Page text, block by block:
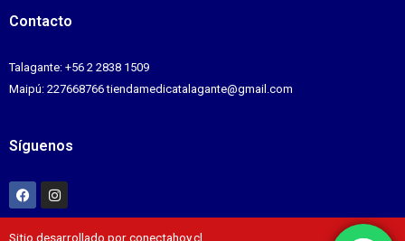
Contacto
Talagante: +56 2 2838 1509
Maipú: 227668766 tiendamedicatalagante@gmail.com
Síguenos
Sitio desarrollado por conectahoy.cl